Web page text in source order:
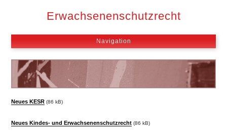
Erwachsenenschutzrecht
Navigation
Neues KESR (86 kB)
Neues Kindes- und Erwachsenenschutzrecht (86 kB)